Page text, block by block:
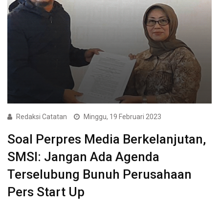
Redaksi Catatan Minggu, 19 Februari 2023
Soal Perpres Media Berkelanjutan,
SMSI: Jangan Ada Agenda
Terselubung Bunuh Perusahaan
Pers Start Up